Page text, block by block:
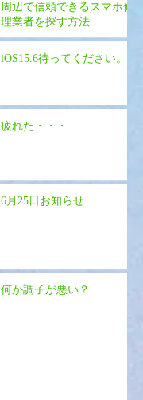
周辺で信頼できるスマホ修
理業者を探す方法
iOS15.6待ってください。
疲れた・・・
6月25日お知らせ
何か調子が悪い？